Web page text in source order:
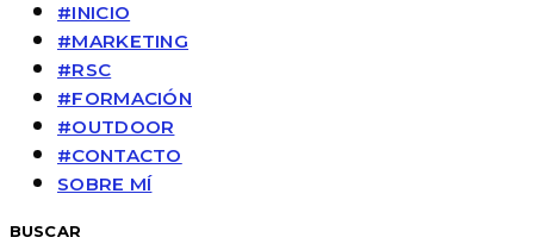
#INICIO
#MARKETING
#RSC
#FORMACIÓN
#OUTDOOR
#CONTACTO
SOBRE MÍ
BUSCAR